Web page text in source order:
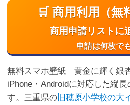
🛒 商用利用（無
商用申請リストに
申請は何枚で
無料スマホ壁紙「黄金に輝く銀
iPhone・Androidに対応した縦
す。三重県の 旧穂原小学校の大